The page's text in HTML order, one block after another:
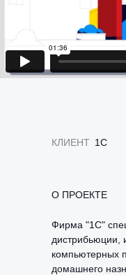
1C
Фирма "1С"
дистрибьюции,
компьютерных
домашнего
КЛИЕНТ
О ПРОЕКТЕ